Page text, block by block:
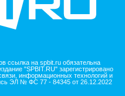
ссылка на spbit.ru обязательна
"SPBIT.RU" зарегистрировано
информационных технологий и
ЭЛ № ФС 77 - 84345 от 26.12.2022